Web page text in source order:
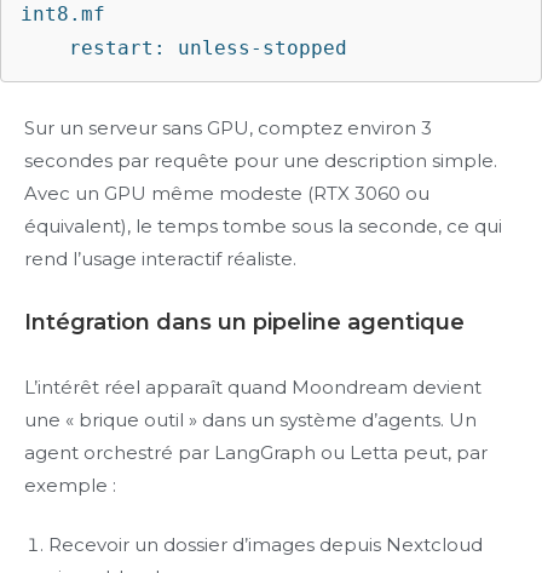
int8.mf
    restart: unless-stopped
Sur un serveur sans GPU, comptez environ 3
secondes par requête pour une description simple.
Avec un GPU même modeste (RTX 3060 ou
équivalent), le temps tombe sous la seconde, ce qui
rend l’usage interactif réaliste.
Intégration dans un pipeline agentique
L’intérêt réel apparaît quand Moondream devient
une « brique outil » dans un système d’agents. Un
agent orchestré par LangGraph ou Letta peut, par
exemple :
Recevoir un dossier d’images depuis Nextcloud